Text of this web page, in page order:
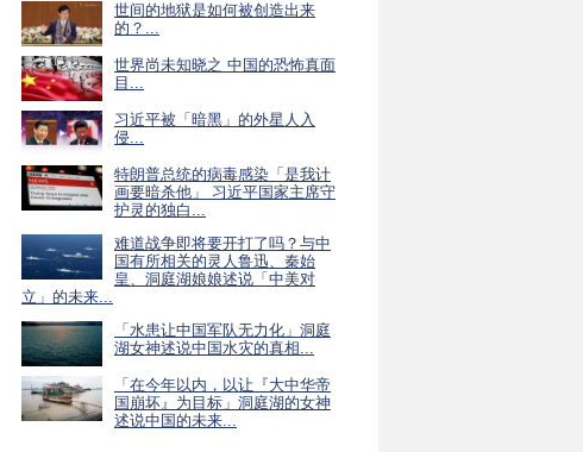
世间的地狱是如何被创造出来
的？...
世界尚未知晓之 中国的恐怖真面
目...
习近平被「暗黑」的外星人入
侵...
特朗普总统的病毒感染「是我计
画要暗杀他」 习近平国家主席守
护灵的独白...
难道战争即将要开打了吗？与中
国有所相关的灵人鲁迅、秦始
皇、洞庭湖娘娘述说「中美对
立」的未来...
「水患让中国军队无力化」洞庭
湖女神述说中国水灾的真相...
「在今年以内，以让『大中华帝
国崩坏』为目标」洞庭湖的女神
述说中国的未来...